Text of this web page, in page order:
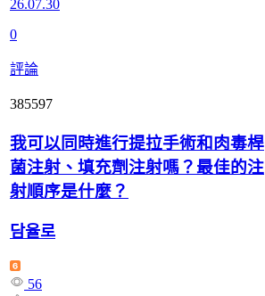
26.07.30
0
評論
385597
我可以同時進行提拉手術和肉毒桿
菌注射、填充劑注射嗎？最佳的注
射順序是什麼？
담율로
56